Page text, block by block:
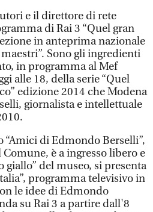
e il direttore di rete
di Rai 3 “Quel gran
in anteprima nazionale
Sono gli ingredienti
in programma al Mef
alle 18, della serie “Quel
edizione 2014 che Modena
giornalista e intellettuale
“Amici di Edmondo Berselli”,
è a ingresso libero e
giallo” del museo, si presenta
programma televisivo in
le idee di Edmondo
su Rai 3 a partire dall'8